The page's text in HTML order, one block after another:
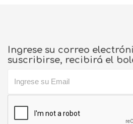
Ingrese su correo
suscribirse, recibirá el